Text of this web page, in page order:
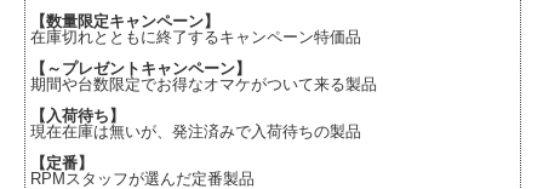
【数量限定キャンペーン】
在庫切れとともに終了するキャンペーン特価品
【～プレゼントキャンペーン】
期間や台数限定でお得なオマケがついて来る製品
【入荷待ち】
現在在庫は無いが、発注済みで入荷待ちの製品
【定番】
RPMスタッフが選んだ定番製品